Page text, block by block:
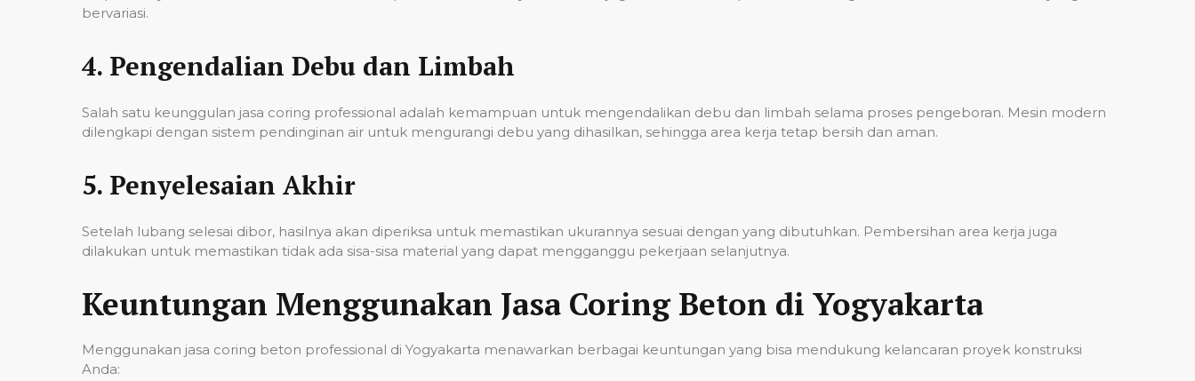
bervariasi.
4. Pengendalian Debu dan Limbah
Salah satu keunggulan jasa coring professional adalah kemampuan untuk mengendalikan debu dan limbah selama proses pengeboran. Mesin modern
dilengkapi dengan sistem pendinginan air untuk mengurangi debu yang dihasilkan, sehingga area kerja tetap bersih dan aman.
5. Penyelesaian Akhir
Setelah lubang selesai dibor, hasilnya akan diperiksa untuk memastikan ukurannya sesuai dengan yang dibutuhkan. Pembersihan area kerja juga
dilakukan untuk memastikan tidak ada sisa-sisa material yang dapat mengganggu pekerjaan selanjutnya.
Keuntungan Menggunakan Jasa Coring Beton di Yogyakarta
Menggunakan jasa coring beton professional di Yogyakarta menawarkan berbagai keuntungan yang bisa mendukung kelancaran proyek konstruksi
Anda: